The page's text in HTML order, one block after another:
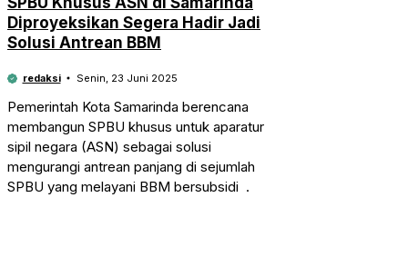
Diproyeksikan Segera Hadir Jadi
Solusi Antrean BBM
redaksi Senin, 23 Juni 2025
Pemerintah Kota Samarinda berencana
membangun SPBU khusus untuk aparatur
sipil negara (ASN) sebagai solusi
mengurangi antrean panjang di sejumlah
SPBU yang melayani BBM bersubsidi .